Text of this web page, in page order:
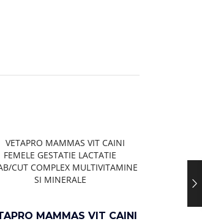
MAMMAS VIT CAINI